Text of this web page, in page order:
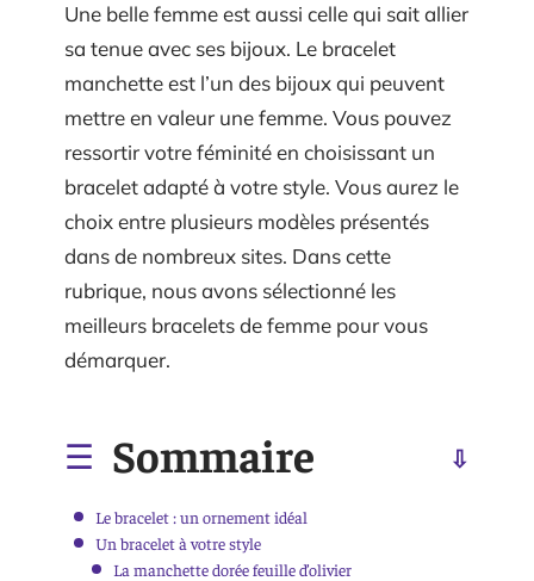
Une belle femme est aussi celle qui sait allier
sa tenue avec ses bijoux. Le bracelet
manchette est l’un des bijoux qui peuvent
mettre en valeur une femme. Vous pouvez
ressortir votre féminité en choisissant un
bracelet adapté à votre style. Vous aurez le
choix entre plusieurs modèles présentés
dans de nombreux sites. Dans cette
rubrique, nous avons sélectionné les
meilleurs bracelets de femme pour vous
démarquer.
Sommaire
Le bracelet : un ornement idéal
Un bracelet à votre style
La manchette dorée feuille d’olivier